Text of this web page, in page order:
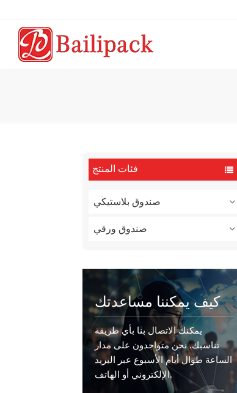
فئات المنتج
صندوق بلاستيكي
صندوق ورقي
كيف يمكننا مساعدتك
يمكنك الاتصال بنا بأي طريقة
تناسبك. نحن متواجدون على مدار
الساعة طوال أيام الأسبوع عبر البريد
الإلكتروني أو الهاتف.